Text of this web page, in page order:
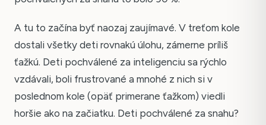
A tu to začína byť naozaj zaujímavé. V treťom kole
dostali všetky deti rovnakú úlohu, zámerne príliš
ťažkú. Deti pochválené za inteligenciu sa rýchlo
vzdávali, boli frustrované a mnohé z nich si v
poslednom kole (opäť primerane ťažkom) viedli
horšie ako na začiatku. Deti pochválené za snahu?